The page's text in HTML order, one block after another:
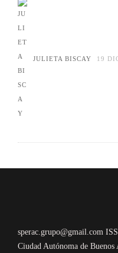
JULIETA BISCAY 19
sperac.grupo@gmail.com
Ciudad Autónoma de